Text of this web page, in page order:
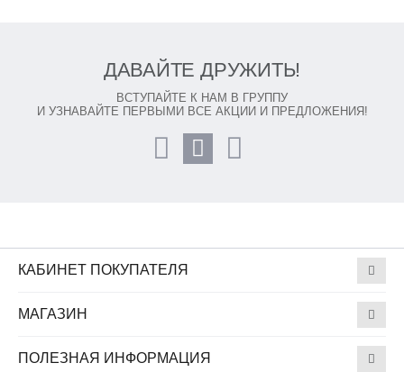
ДАВАЙТЕ ДРУЖИТЬ!
ВСТУПАЙТЕ К НАМ В ГРУППУ
И УЗНАВАЙТЕ ПЕРВЫМИ ВСЕ АКЦИИ И ПРЕДЛОЖЕНИЯ!
КАБИНЕТ ПОКУПАТЕЛЯ
МАГАЗИН
ПОЛЕЗНАЯ ИНФОРМАЦИЯ